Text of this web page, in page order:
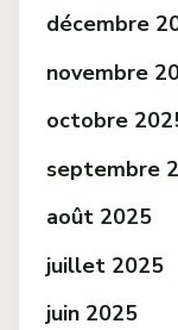
décembre
novembre
octobre
septembre
août 2025
juillet 2025
juin 2025